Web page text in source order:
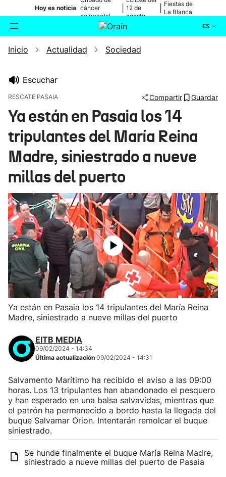
Hoy es noticia cáncer
colorrectal
12 de
agosto
Fiestas de
La Blanca
ES
Buscador Actualidad
Ikusmiran
Eguraldia
Inicio Actualidad Sociedad
Escuchar
RESCATE PASAIA Compartir Guardar
Ya están en Pasaia los 14
tripulantes del María Reina
Madre, siniestrado a nueve
millas del puerto
Ya están en Pasaia los 14 tripulantes del María Reina
Madre, siniestrado a nueve millas del puerto
EITB MEDIA
09/02/2024 - 14:34
Última actualización 09/02/2024 - 14:31
Salvamento Marítimo ha recibido el aviso a las 09:00
horas. Los 13 tripulantes han abandonado el pesquero
y han esperado en una balsa salvavidas, mientras que
el patrón ha permanecido a bordo hasta la llegada del
buque Salvamar Orion. Intentarán remolcar el buque
siniestrado.
Se hunde finalmente el buque María Reina Madre,
siniestrado a nueve millas del puerto de Pasaia